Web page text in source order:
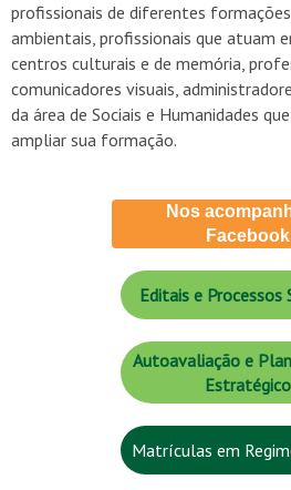
profissionais de diferentes
ambientais, profissionais que atuam
centros culturais e de memória,
comunicadores visuais,
da área de Sociais e Humanidades
ampliar sua formação.
Nos
Facebook
Editais e Processos
Autoavaliação e
Estratégico
Matrículas em